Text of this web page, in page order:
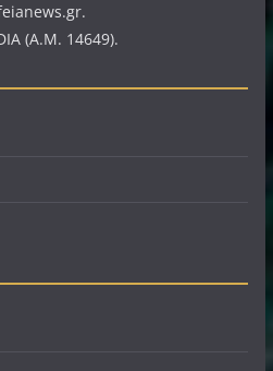
(A.M. 14649).